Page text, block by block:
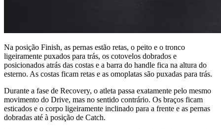
Na posição Finish, as pernas estão retas, o peito e o tronco
ligeiramente puxados para trás, os cotovelos dobrados e
posicionados atrás das costas e a barra do handle fica na altura do
esterno. As costas ficam retas e as omoplatas são puxadas para trás.
Durante a fase de Recovery, o atleta passa exatamente pelo mesmo
movimento do Drive, mas no sentido contrário. Os braços ficam
esticados e o corpo ligeiramente inclinado para a frente e as pernas
dobradas até à posição de Catch.